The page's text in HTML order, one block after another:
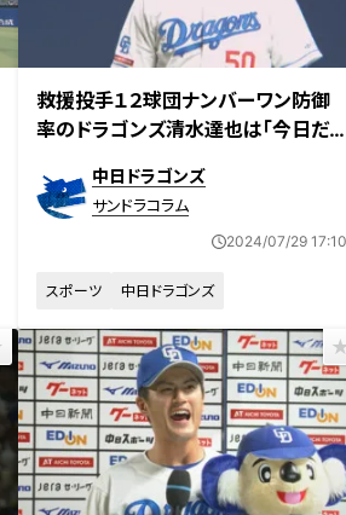
救援投手１２球団ナンバーワン防御
率のドラゴンズ清水達也は「今日だ
尾拓也を超える
中日ドラゴンズ
サンドラコラム
2024/07/29 17:10
スポーツ 中日ドラゴンズ